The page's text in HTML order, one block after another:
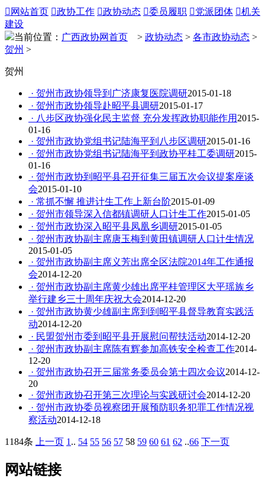
 网站首页 政协工作 政协动态 委员履职 党派团体 机关
建设
当前位置： 广西政协网首页 > 政协动态 > 各市政协动态 >
贺州 >
贺州
· 贺州市政协领导到广济康复医院调研2015-01-18
· 贺州市政协领导赴昭平县调研2015-01-17
· 八步区政协强化民主监督 充分发挥政协职能作用 2015-
01-16
· 贺州市政协党组书记陆海平到八步区调研2015-01-16
· 贺州市政协党组书记陆海平到政协平桂工委调研2015-
01-16
· 贺州市政协到昭平县召开征集三届五次会议提案座谈
会2015-01-10
· 常抓不懈 推进计生工作上新台阶2015-01-09
· 贺州市领导深入信都镇调研人口计生工作2015-01-05
· 贺州市政协深入昭平县凤凰乡调研2015-01-05
· 贺州市政协副主席唐玉梅到黄田镇调研人口计生情况
2015-01-05
· 贺州市政协副主席义芳出席全区法院2014年工作通报
会2014-12-20
· 贺州市政协副主席黄少雄出席平桂管理区大平瑶族乡
举行建乡三十周年庆祝大会2014-12-20
· 贺州市政协黄少雄副主席到到昭平县督导教育实践活
动2014-12-20
· 民盟贺州市委到昭平县开展慰问帮扶活动2014-12-20
· 贺州市政协副主席陈有辉参加高铁安全检查工作2014-
12-20
· 贺州市政协召开三届常务委员会第十四次会议2014-12-
20
· 贺州市政协召开第三次理论与实践研讨会2014-12-20
· 贺州市政协委员视察团开展预防职务犯罪工作情况视
察活动2014-12-18
1184条 上一页 1 .. 54 55 56 57 58 59 60 61 62 ..66 下一页
网站链接